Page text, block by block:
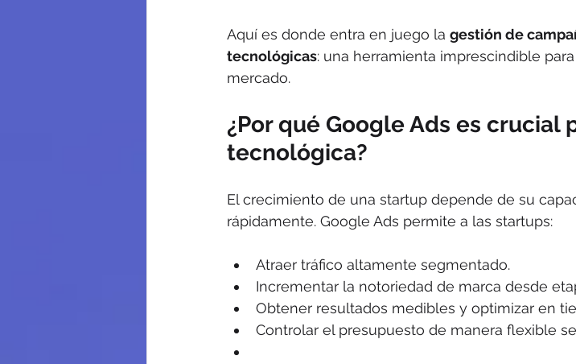
Aquí es donde entra en juego la gestión de
tecnológicas: una herramienta imprescindible
mercado.
¿Por qué Google Ads es crucial
tecnológica?
El crecimiento de una startup depende de su
rápidamente. Google Ads permite a las startups:
Atraer tráfico altamente segmentado.
Incrementar la notoriedad de marca desde
Obtener resultados medibles y optimizar en
Controlar el presupuesto de manera flexible